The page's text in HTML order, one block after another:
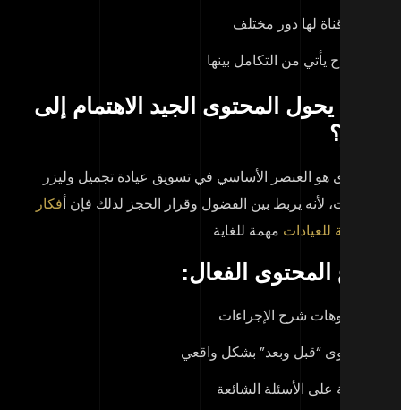
كل قناة لها دور مختلف
النجاح يأتي من التكامل بينها
يحول المحتوى الجيد الاهتمام إلى
هو العنصر الأساسي في تسويق عيادة تجميل وليزر
لأنه يربط بين الفضول وقرار الحجز لذلك فإن فكار
للعياداتمهمة للغاية
المحتوى الفعال:
فيديوهات شرح الإجراءات
محتوى “قبل وبعد” بشكل واقعي
إجابة على الأسئلة الشائعة